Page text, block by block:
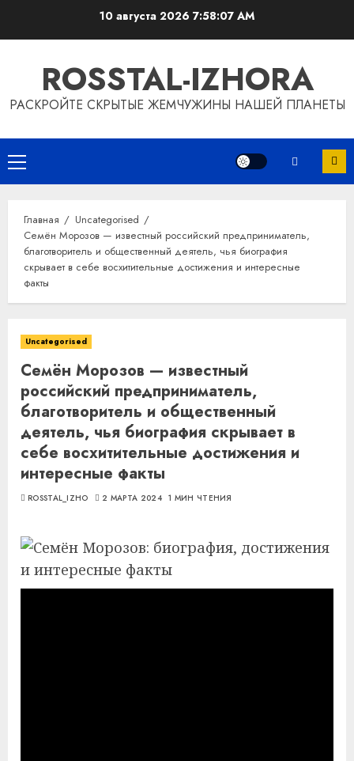
10 августа 2026 7:58:08 AM
ROSSTAL-IZHORA
РАСКРОЙТЕ СКРЫТЫЕ ЖЕМЧУЖИНЫ НАШЕЙ ПЛАНЕТЫ
Основное
меню
Главная
Uncategorised
Семён Морозов — известный российский предприниматель,
благотворитель и общественный деятель, чья биография
скрывает в себе восхитительные достижения и интересные
факты
Uncategorised
Семён Морозов — известный
российский предприниматель,
благотворитель и общественный
деятель, чья биография скрывает в
себе восхитительные достижения и
интересные факты
ROSSTAL_IZHO 2 МАРТА 2024 1 МИН ЧТЕНИЯ